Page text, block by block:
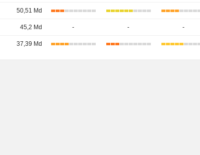
50,51 Md
45,2 Md - - -
37,39 Md